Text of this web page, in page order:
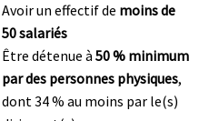
Avoir un effectif de moins de
50 salariés
Être détenue à 50 % minimum
par des personnes physiques,
dont 34 % au moins par le(s)